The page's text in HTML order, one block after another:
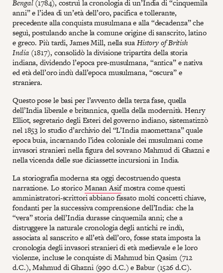
Bengal(1784), costruì la cronologia di un’India di “cinquemila
anni” e l’idea di un’età dell’oro, pacifica e tollerante,
precedente alla conquista musulmana e alla “decadenza” che
seguì, postulando anche la comune origine di sanscrito, latino
e greco. Più tardi, James Mill, nella suaHistory of British
India (1817), consolidò la divisione tripartita della storia
indiana, dividendo l’epoca pre-musulmana, “antica” e nativa
ed età dell’oro indù dall’epoca musulmana, “oscura” e
straniera.
Questo pose le basi per l’avvento della terza fase, quella
dell’India liberale e britannica, quella della modernità. Henry
Elliot, segretario degli Esteri del governo indiano, sistematizzò
nel 1853 lo studio d’archivio del “L’India maomettana” quale
epoca buia, incarnando l’idea coloniale dei musulmani come
invasori stranieri nella figura del sovrano Mahmud di Ghazni e
nella vicenda delle sue diciassette incursioni in India.
La storiografia moderna sta oggi decostruendo questa
narrazione. Lo storicoManan Asifmostra come questi
amministratori-scrittori abbiano fissato molti concetti chiave,
fondanti per la successiva comprensione dell’India: che la
“vera” storia dell’India durasse cinquemila anni; che a
distruggere la naturale cronologia degli antichi re indù,
associata al sanscrito e all’età dell’oro, fosse stata imposta la
cronologia degli invasori stranieri di età medievale e le loro
violenze, incluse le conquiste di Mahmud bin Qasim (712
d.C.), Mahmud di Ghazni (990 d.C.) e Babur (1526 d.C).